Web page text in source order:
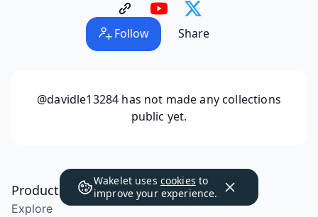
Follow Share
@davidle13284 has not made any collections
public yet.
Wakelet uses cookies to
improve your experience.
Product
Explore